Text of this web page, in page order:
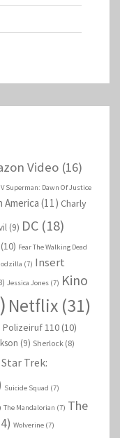
Video (16)
Superman: Dawn Of Justice
America (11) Charly
(9) DC (18)
(10) Fear The Walking Dead
(7) Insert
Jessica Jones (7) Kino
Netflix (31)
Polizeiruf 110 (10)
(9) Sherlock (8)
Star Trek:
Suicide Squad (7)
The Mandalorian (7) The
Wolverine (7)